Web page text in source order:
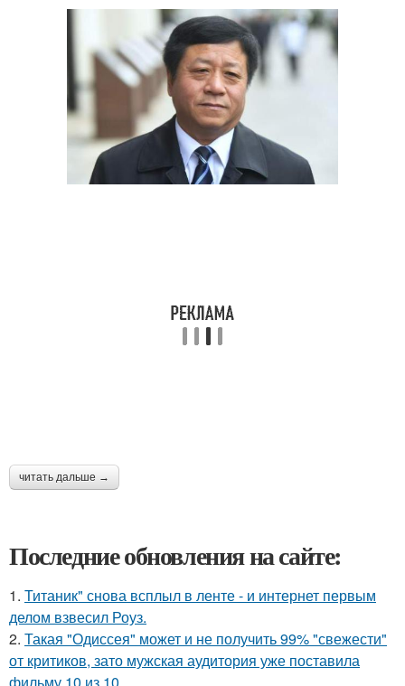
читать дальше →
Последние обновления на сайте:
1. Титаник" снова всплыл в ленте - и интернет первым
делом взвесил Роуз.
2. Такая "Одиссея" может и не получить 99% "свежести"
от критиков, зато мужская аудитория уже поставила
фильму 10 из 10.